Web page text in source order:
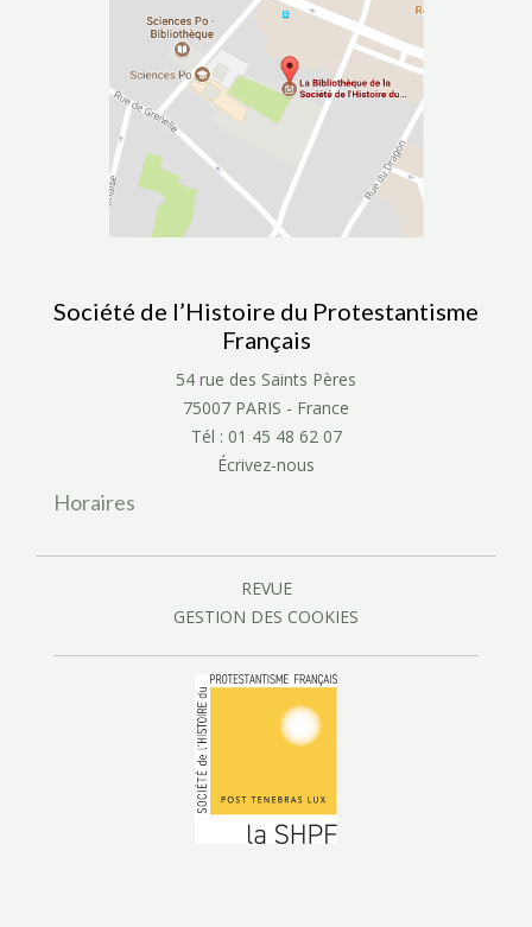
Société de l’Histoire du Protestantisme
Français
54 rue des Saints Pères
75007 PARIS - France
Tél : 01 45 48 62 07
Écrivez-nous
Horaires
REVUE
GESTION DES COOKIES